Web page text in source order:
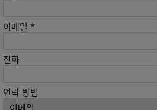
이메일 *
전화
연락 방법